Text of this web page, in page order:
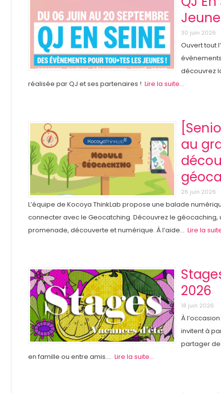
30 juin 2026
Ouvert tout
découvrez
réalisée par QJ et ses partenaires ! Lire la suite...
au
26 juin 2026
L’équipe de Kocoya ThinkLab propose une balade
connecter avec le Geocatching. Découvrez le géocaching,
promenade, découverte et numérique. À l’aide... Lire la
2026
18 juin 2026
À
invitent à
partager
en famille ou entre amis.... Lire la suite...